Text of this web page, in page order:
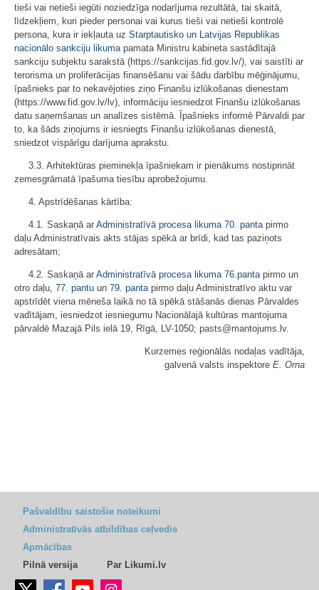
tieši vai netieši iegūti noziedzīga nodarījuma rezultātā, tai skaitā,
līdzekļiem, kuri pieder personai vai kurus tieši vai netieši kontrolē
persona, kura ir iekļauta uz Starptautisko un Latvijas Republikas
nacionālo sankciju likumapamata Ministru kabineta sastādītajā
sankciju subjektu sarakstā (https://sankcijas.fid.gov.lv/), vai saistīti ar
terorisma un proliferācijas finansēšanu vai šādu darbību mēģinājumu,
īpašnieks par to nekavējoties ziņo Finanšu izlūkošanas dienestam
(https://www.fid.gov.lv/lv), informāciju iesniedzot Finanšu izlūkošanas
datu saņemšanas un analīzes sistēmā. Īpašnieks informē Pārvaldi par
to, ka šāds ziņojums ir iesniegts Finanšu izlūkošanas dienestā,
sniedzot vispārīgu darījuma aprakstu.
3.3. Arhitektūras pieminekļa īpašniekam ir pienākums nostiprināt
zemesgrāmatā īpašuma tiesību aprobežojumu.
4. Apstrīdēšanas kārtība:
4.1. Saskaņā ar Administratīvā procesa likuma 70. pantapirmo
daļu Administratīvais akts stājas spēkā ar brīdi, kad tas paziņots
adresātam;
4.2. Saskaņā ar Administratīvā procesa likuma 76.pantapirmo un
otro daļu, 77. pantu un 79. pantapirmo daļu Administratīvo aktu var
apstrīdēt viena mēneša laikā no tā spēkā stāšanās dienas Pārvaldes
vadītājam, iesniedzot iesniegumu Nacionālajā kultūras mantojuma
pārvaldē Mazajā Pils ielā 19, Rīgā, LV-1050; pasts@mantojums.lv.
Kurzemes reģionālās nodaļas vadītāja,
galvenā valsts inspektore E. Orna
Pašvaldību saistošie noteikumi
Administratīvās atbildības ceļvedis
Apmācības
Pilnā versija
Par Likumi.lv